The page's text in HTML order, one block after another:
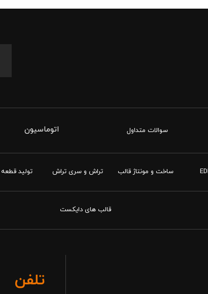
سوالات متداول اتوماسیون
ساخت و مونتاژ قالب تراش و سری تراش تولید قطعه
قالب های دایکست
تلفن